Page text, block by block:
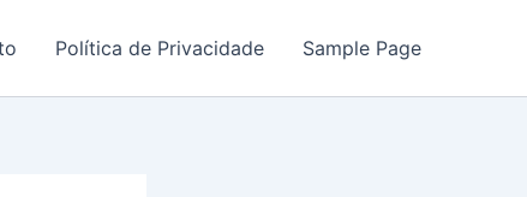
Política de Privacidade Sample Page